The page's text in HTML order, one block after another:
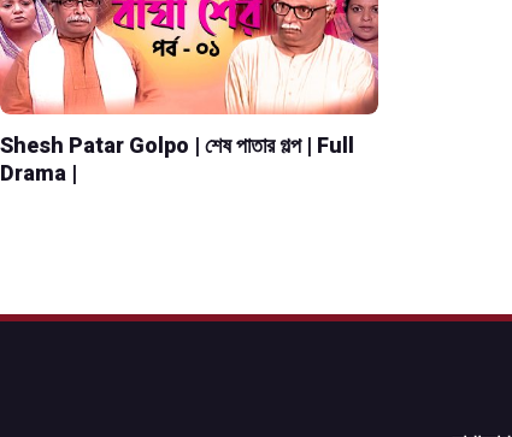
Shesh Patar Golpo | শেষ পাতার গল্প | Full
Drama |